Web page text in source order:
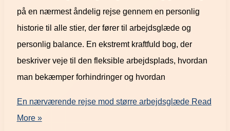
på en nærmest åndelig rejse gennem en personlig
historie til alle stier, der fører til arbejdsglæde og
personlig balance. En ekstremt kraftfuld bog, der
beskriver veje til den fleksible arbejdsplads, hvordan
man bekæmper forhindringer og hvordan
En nærværende rejse mod større arbejdsglædeRead
More »